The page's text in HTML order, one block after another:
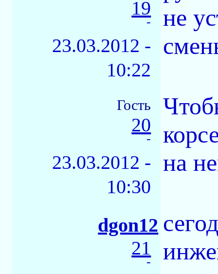
19
-
23.03.2012 -
10:22
не
Гость
20
-
23.03.2012 -
10:30
на
dgon12
21
-